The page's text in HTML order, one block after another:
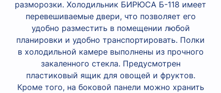
разморозки. Холодильник БИРЮСА Б-118 имеет
перевешиваемые двери, что позволяет его
удобно разместить в помещении любой
планировки и удобно транспортировать. Полки
в холодильной камере выполнены из прочного
закаленного стекла. Предусмотрен
пластиковый ящик для овощей и фруктов.
Кроме того, на боковой панели можно хранить